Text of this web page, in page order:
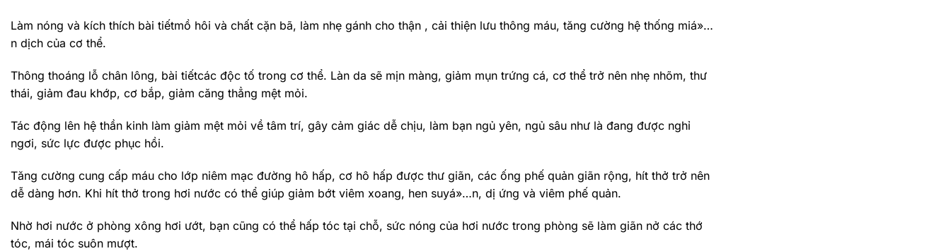
Làm nóng và kích thích bài tiếtmồ hôi và chất cặn bã, làm nhẹ gánh cho thận , cải thiện lưu thông máu, tăng cường hệ thống miá»…
n dịch của cơ thể.
Thông thoáng lỗ chân lông, bài tiếtcác độc tố trong cơ thể. Làn da sẽ mịn màng, giảm mụn trứng cá, cơ thể trở nên nhẹ nhõm, thư
thái, giảm đau khớp, cơ bắp, giảm căng thẳng mệt mỏi.
Tác động lên hệ thần kinh làm giảm mệt mỏi về tâm trí, gây cảm giác dễ chịu, làm bạn ngủ yên, ngủ sâu như là đang được nghỉ
ngơi, sức lực được phục hồi.
Tăng cường cung cấp máu cho lớp niêm mạc đường hô hấp, cơ hô hấp được thư giãn, các ống phế quản giãn rộng, hít thở trở nên
dễ dàng hơn. Khi hít thở trong hơi nước có thể giúp giảm bớt viêm xoang, hen suyá»…n, dị ứng và viêm phế quản.
Nhờ hơi nước ở phòng xông hơi ướt, bạn cũng có thể hấp tóc tại chỗ, sức nóng của hơi nước trong phòng sẽ làm giãn nở các thớ
tóc, mái tóc suôn mượt.